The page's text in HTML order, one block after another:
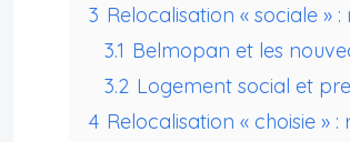
3 Relocalisation « sociale »
3.1 Belmopan et les
3.2 Logement social et
4 Relocalisation « choisie »